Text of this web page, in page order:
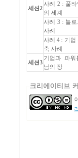
세션2
사례 2 : 풀타
의 세계
사례 3 : 블
사례
사례 4 : 기업
축 사례
세션3
기업과 파워
남의 장
크리에이티브